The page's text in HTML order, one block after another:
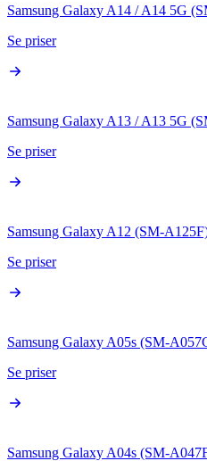
Samsung Galaxy A14 / A14 5G
Se priser
Samsung Galaxy A13 / A13 5G
Se priser
Samsung Galaxy A12 (SM-
Se priser
Samsung Galaxy A05s (SM-
Se priser
Samsung Galaxy A04s (SM-